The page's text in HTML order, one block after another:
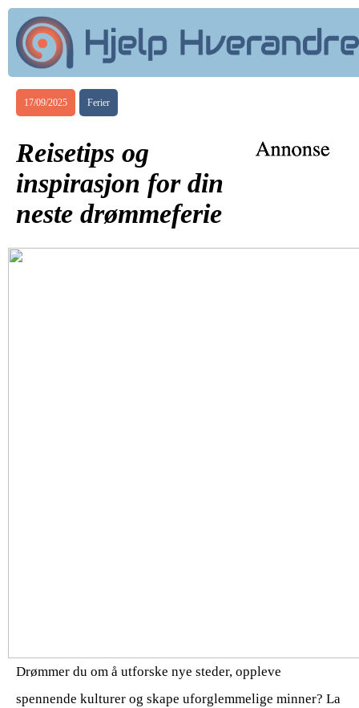
17/09/2025 Ferier
Reisetips og
inspirasjon for din
neste drømmeferie
Drømmer du om å utforske nye steder, oppleve
spennende kulturer og skape uforglemmelige minner? La